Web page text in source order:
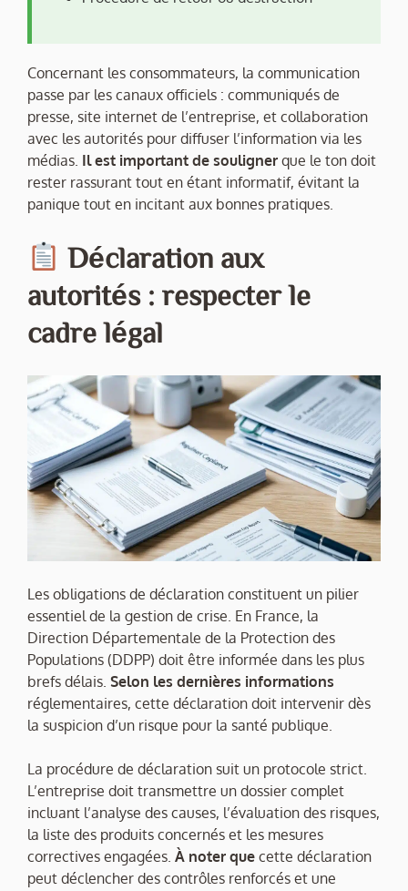
Concernant les consommateurs, la communication
passe par les canaux officiels : communiqués de
presse, site internet de l’entreprise, et collaboration
avec les autorités pour diffuser l’information via les
médias. Il est important de souligner que le ton doit
rester rassurant tout en étant informatif, évitant la
panique tout en incitant aux bonnes pratiques.
Déclaration aux
autorités : respecter le
cadre légal
Les obligations de déclaration constituent un pilier
essentiel de la gestion de crise. En France, la
Direction Départementale de la Protection des
Populations (DDPP) doit être informée dans les plus
brefs délais. Selon les dernières informations
réglementaires, cette déclaration doit intervenir dès
la suspicion d’un risque pour la santé publique.
La procédure de déclaration suit un protocole strict.
L’entreprise doit transmettre un dossier complet
incluant l’analyse des causes, l’évaluation des risques,
la liste des produits concernés et les mesures
correctives engagées. À noter que cette déclaration
peut déclencher des contrôles renforcés et une